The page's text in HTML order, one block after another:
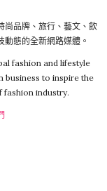
尚品牌、旅行、藝文、飲
態的全新網路媒體。
fashion and lifestyle
business to inspire the
industry.